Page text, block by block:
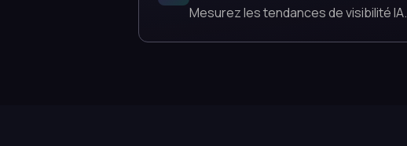
Mesurez les tendances de visibilité IA.